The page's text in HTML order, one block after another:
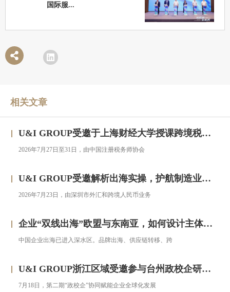
国际服...
相关文章
U&I GROUP受邀于上海财经大学授课跨境税务合规与高净值人群财务税务服务专题研修班
2026年7月27日至31日，由中国注册税务师协会
U&I GROUP受邀解析出海实操，护航制造业企业汇率风险管理
2026年7月23日，由深圳市外汇和跨境人民币业务
企业“双线出海”欧盟与东南亚，如何设计主体架构？——对话汇智集团
中国企业出海已进入深水区。品牌出海、供应链转移、跨
U&I GROUP浙江区域受邀参与台州政校企研修班，助力浙企搭建跨境投资合规框架
7月18日，第二期“政校企”协同赋能企业全球化发展